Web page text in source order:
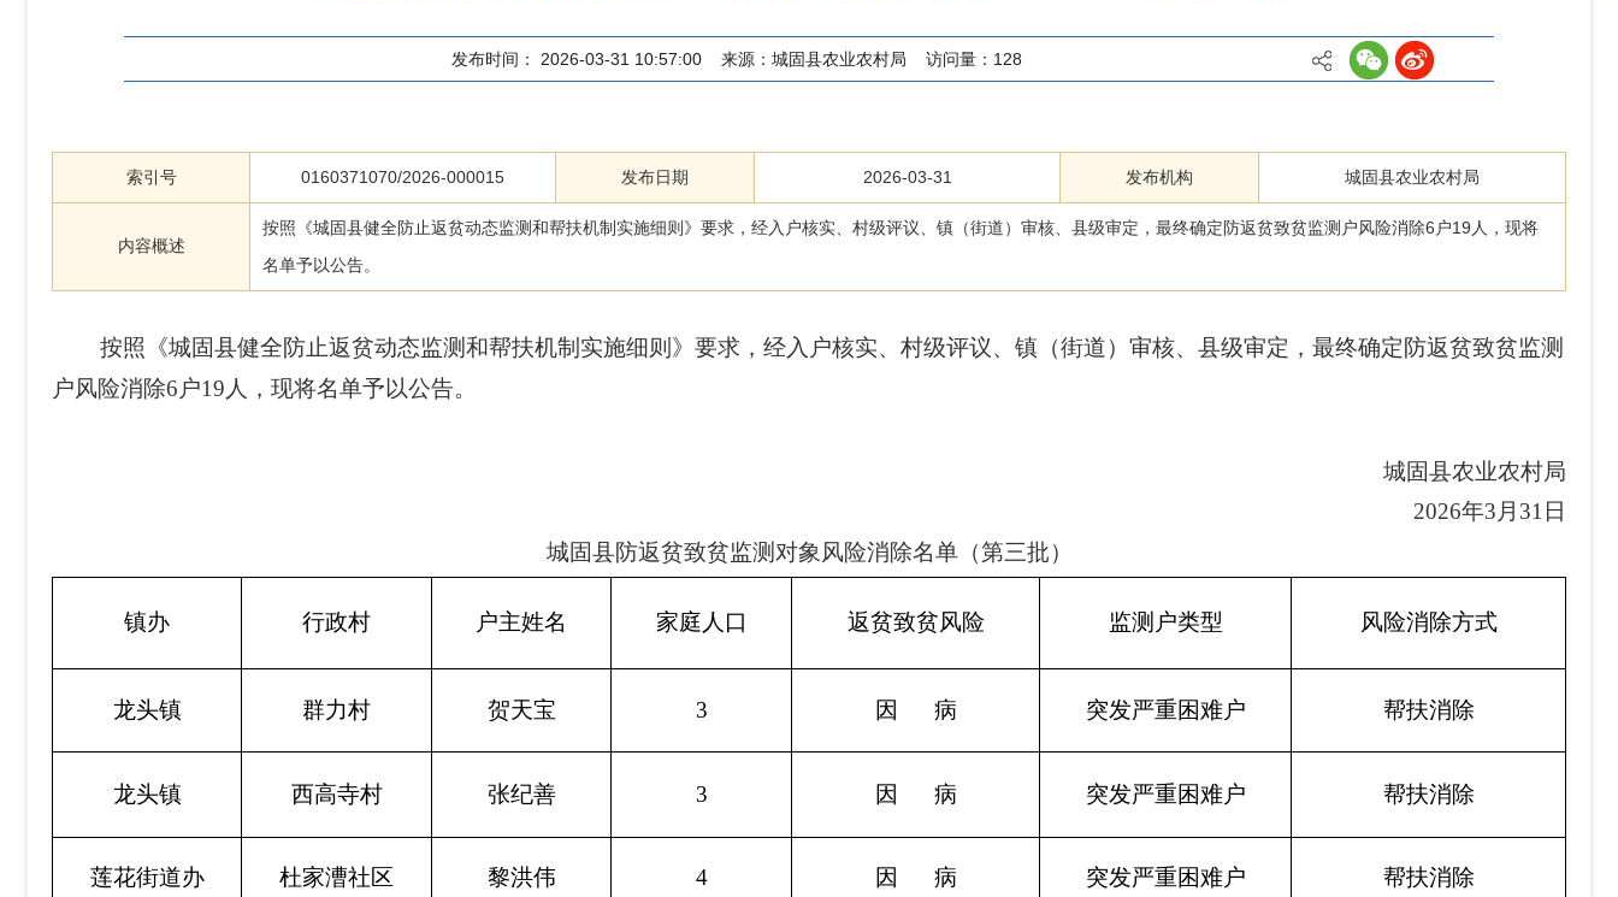
发布时间： 2026-03-31 10:57:00 来源： 城固县农业农村局 访问量： 128
索引号 0160371070/2026-000015 发布日期 2026-03-31 发布机构 城固县农业农村局
内容概述
按照《城固县健全防止返贫动态监测和帮扶机制实施细则》要求，经入户核实、村级评议、镇（街道）审核、县级审定，最终确定防返贫致贫监测户风险消除6户19人，现将
名单予以公告。
按照《城固县健全防止返贫动态监测和帮扶机制实施细则》要求，经入户核实、村级评议、镇（街道）审核、县级审定，最终确定防返贫致贫监测
户风险消除6户19人，现将名单予以公告。
城固县农业农村局
2026年3月31 日
城固县防返贫致贫监测对象风险消除名单（第三批）
镇办 行政村 户主姓名 家庭人口 返贫致贫风险 监测户类型 风险消除方式
龙头镇 群力村 贺天宝 3 因 病 突发严重困难户 帮扶消除
龙头镇 西高寺村 张纪善 3 因 病 突发严重困难户 帮扶消除
莲花街道办 杜家漕社区 黎洪伟 4 因 病 突发严重困难户 帮扶消除